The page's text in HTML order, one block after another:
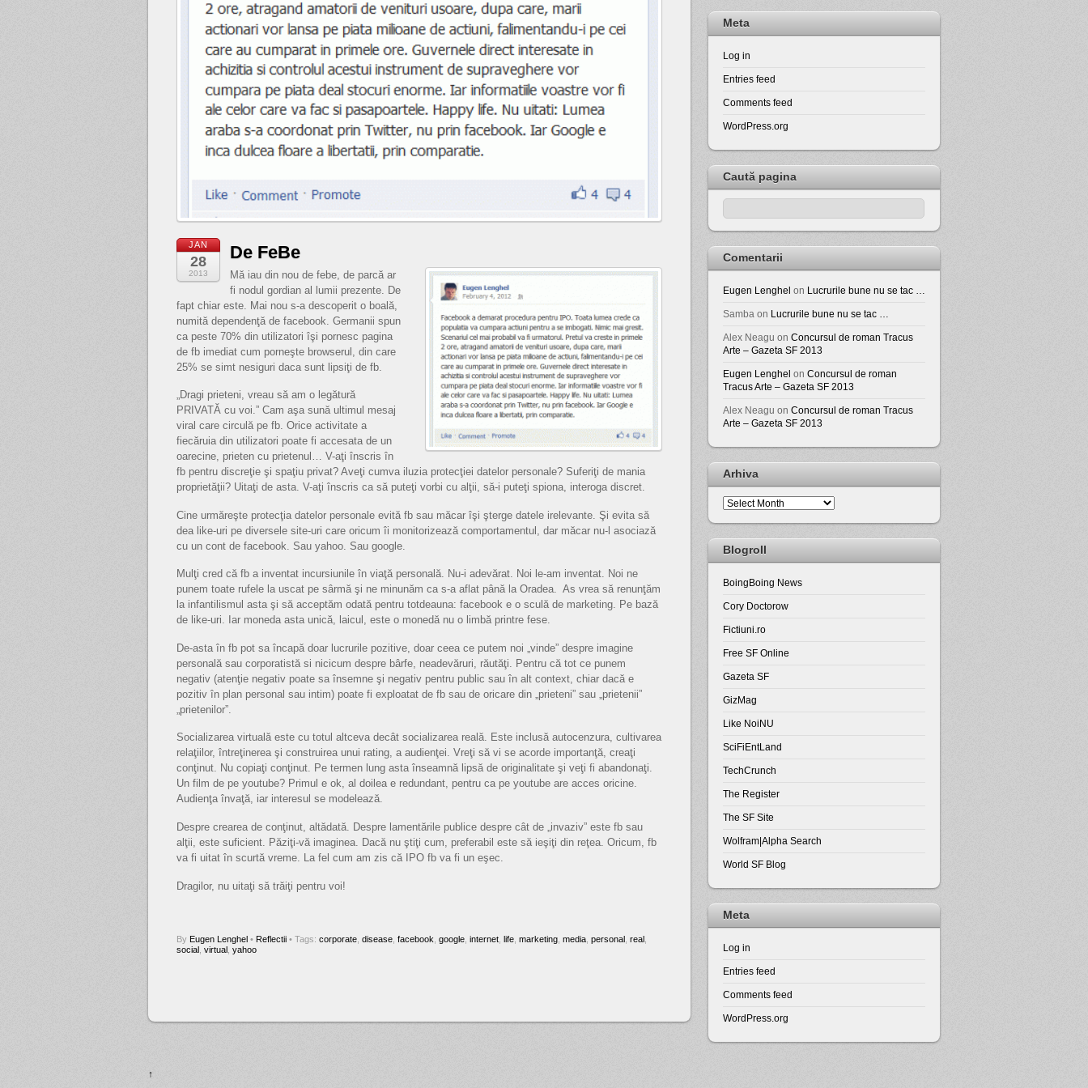
JAN
28
2013
De FeBe
Mă iau din nou de febe, de parcă ar
fi nodul gordian al lumii prezente. De
fapt chiar este. Mai nou s-a descoperit o boală,
numită dependenţă de facebook. Germanii spun
ca peste 70% din utilizatori îşi pornesc pagina
de fb imediat cum porneşte browserul, din care
25% se simt nesiguri daca sunt lipsiţi de fb.
„Dragi prieteni, vreau să am o legătură
PRIVATĂ cu voi.” Cam aşa sună ultimul mesaj
viral care circulă pe fb. Orice activitate a
fiecăruia din utilizatori poate fi accesata de un
oarecine, prieten cu prietenul… V-aţi înscris în
fb pentru discreţie şi spaţiu privat? Aveţi cumva iluzia protecţiei datelor personale? Suferiţi de mania
proprietăţii? Uitaţi de asta. V-aţi înscris ca să puteţi vorbi cu alţii, să-i puteţi spiona, interoga discret.
Cine urmăreşte protecţia datelor personale evită fb sau măcar îşi şterge datele irelevante. Şi evita să
dea like-uri pe diversele site-uri care oricum îi monitorizează comportamentul, dar măcar nu-l asociază
cu un cont de facebook. Sau yahoo. Sau google.
Mulţi cred că fb a inventat incursiunile în viaţă personală. Nu-i adevărat. Noi le-am inventat. Noi ne
punem toate rufele la uscat pe sârmă şi ne minunăm ca s-a aflat până la Oradea. As vrea să renunţăm
la infantilismul asta şi să acceptăm odată pentru totdeauna: facebook e o sculă de marketing. Pe bază
de like-uri. Iar moneda asta unică, laicul, este o monedă nu o limbă printre fese.
De-asta în fb pot sa încapă doar lucrurile pozitive, doar ceea ce putem noi „vinde” despre imagine
personală sau corporatistă si nicicum despre bârfe, neadevăruri, răutăţi. Pentru că tot ce punem
negativ (atenţie negativ poate sa însemne şi negativ pentru public sau în alt context, chiar dacă e
pozitiv în plan personal sau intim) poate fi exploatat de fb sau de oricare din „prieteni” sau „prietenii”
„prietenilor”.
Socializarea virtuală este cu totul altceva decât socializarea reală. Este inclusă autocenzura, cultivarea
relaţiilor, întreţinerea şi construirea unui rating, a audienţei. Vreţi să vi se acorde importanţă, creaţi
conţinut. Nu copiaţi conţinut. Pe termen lung asta înseamnă lipsă de originalitate şi veţi fi abandonaţi.
Un film de pe youtube? Primul e ok, al doilea e redundant, pentru ca pe youtube are acces oricine.
Audienţa învaţă, iar interesul se modelează.
Despre crearea de conţinut, altădată. Despre lamentările publice despre cât de „invaziv” este fb sau
alţii, este suficient. Păziţi-vă imaginea. Dacă nu ştiţi cum, preferabil este să ieşiţi din reţea. Oricum, fb
va fi uitat în scurtă vreme. La fel cum am zis că IPO fb va fi un eşec.
Dragilor, nu uitaţi să trăiţi pentru voi!
By Eugen Lenghel • Reflectii • Tags: corporate disease facebook google internet life marketing media personal real
social virtual yahoo
Meta
Log in
Entries feed
Comments feed
WordPress.org
Caută pagina
Comentarii
Eugen Lenghel on Lucrurile bune nu se tac …
Samba on Lucrurile bune nu se tac …
Alex Neagu on Concursul de roman Tracus
Arte – Gazeta SF 2013
Eugen Lenghel on Concursul de roman
Tracus Arte – Gazeta SF 2013
Alex Neagu on Concursul de roman Tracus
Arte – Gazeta SF 2013
Arhiva
Arhiva
Blogroll
BoingBoing News
Cory Doctorow
Fictiuni.ro
Free SF Online
Gazeta SF
GizMag
Like NoiNU
SciFiEntLand
TechCrunch
The Register
The SF Site
Wolfram|Alpha Search
World SF Blog
Meta
Log in
Entries feed
Comments feed
WordPress.org
↑